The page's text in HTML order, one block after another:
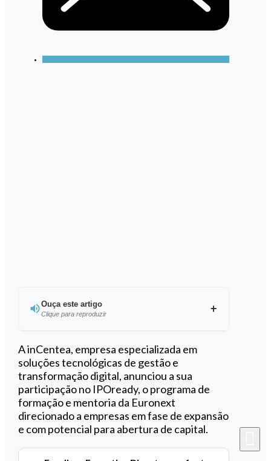
Ouça este artigo
Clique para reproduzir
Ouvir este artigo
A inCentea, empresa especializada em
soluções tecnológicas de gestão e
transformação digital, anunciou a sua
participação no IPOready, o programa de
formação e mentoria da Euronext
direcionado a empresas em fase de expansão
e com potencial para abertura de capital.